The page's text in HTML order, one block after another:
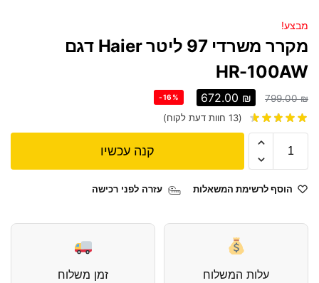
מבצע!
מקרר משרדי 97 ליטר Haier דגם
HR-100AW
799.00₪
672.00 ₪
-16%
(
13 חוות דעת לקוח)
קנה עכשיו
הוסף לרשימת המשאלות עזרה לפני רכישה
עלות המשלוח
זמן משלוח